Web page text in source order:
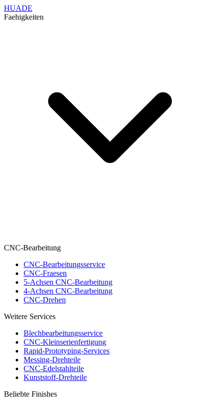
HUADE
Faehigkeiten
CNC-Bearbeitung
CNC-Bearbeitungsservice
CNC-Fraesen
5-Achsen CNC-Bearbeitung
4-Achsen CNC-Bearbeitung
CNC-Drehen
Weitere Services
Blechbearbeitungsservice
CNC-Kleinserienfertigung
Rapid-Prototyping-Services
Messing-Drehteile
CNC-Edelstahlteile
Kunststoff-Drehteile
Beliebte Finishes